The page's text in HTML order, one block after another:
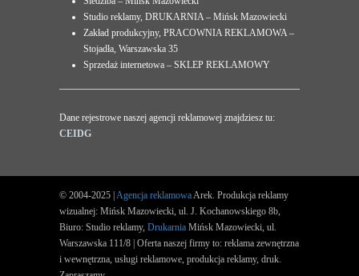
Studio reklamy, DRUKARNIA – Mińsk Mazowiecki
Zakład produkcyjny, PRACOWNIA REKLAMOWA –
Stojadła, Warszawska 35
Sprzedaż internetowa – SKLEP REKLAMOWY
Dane rejestrowe naszej agencji reklamowej znajdziesz tu:
CEIDG
© 2004-2025 | Agencja reklamowaArek. Produkcja reklamy
wizualnej: Mińsk Mazowiecki, ul. J. Kochanowskiego 8b,
Biuro: Studio reklamy, Drukarnia Mińsk Mazowiecki, ul.
Warszawska 111/8 | Oferta naszej firmy to: reklama zewnętrzna
i wewnętrzna, usługi reklamowe, produkcja reklamy, druk.